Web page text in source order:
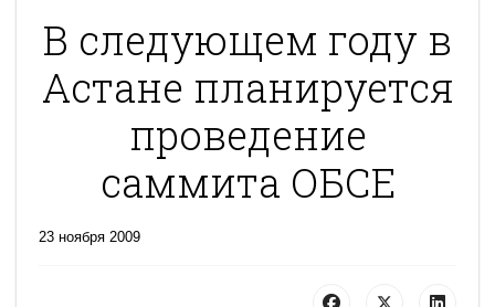
В следующем году в
Астане планируется
проведение
саммита ОБСЕ
23 ноября 2009